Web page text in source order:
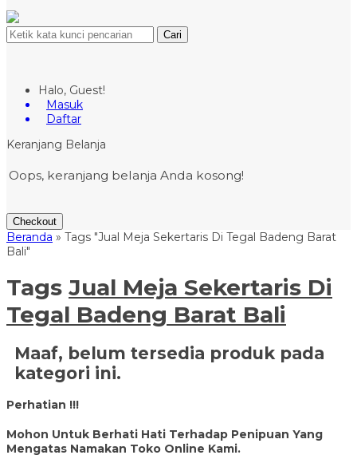
Cari
Halo, Guest!
Masuk
Daftar
Keranjang Belanja
Oops, keranjang belanja Anda kosong!
Checkout
Beranda » Tags "Jual Meja Sekertaris Di Tegal Badeng Barat
Bali"
Tags Jual Meja Sekertaris Di
Tegal Badeng Barat Bali
Maaf, belum tersedia produk pada
kategori ini.
Perhatian !!!
Mohon Untuk Berhati Hati Terhadap Penipuan Yang
Mengatas Namakan Toko Online Kami.